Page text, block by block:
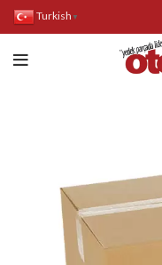
Turkish ▼